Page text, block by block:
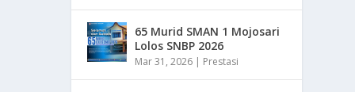
65 Murid SMAN 1 Mojosari
Lolos SNBP 2026
Mar 31, 2026 Prestasi